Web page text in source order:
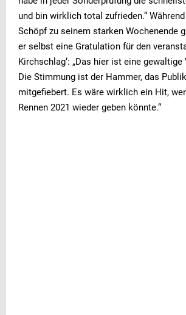
und bin wirklich total zufrieden.“
Schöpf zu seinem starken Wochenende
er selbst eine Gratulation für den
Kirchschlag‘: „Das hier ist eine
Die Stimmung ist der Hammer, das
mitgefiebert. Es wäre wirklich ein Hit,
Rennen 2021 wieder geben könnte.“